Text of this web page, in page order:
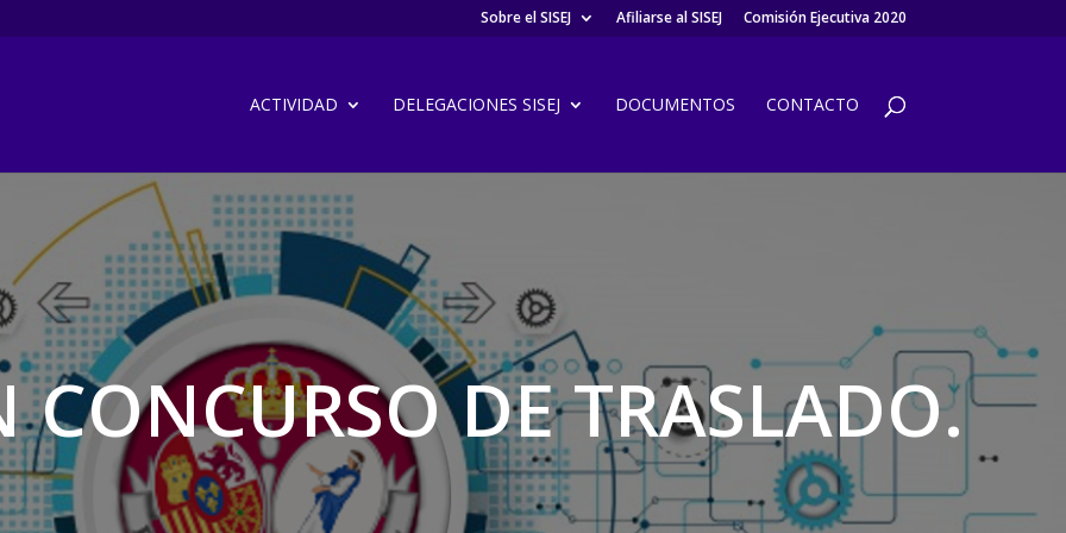
Sobre el SISEJ Afiliarse al SISEJ Comisión Ejecutiva 2020
ACTIVIDAD DELEGACIONES SISEJ DOCUMENTOS CONTACTO
DE TRASLADO.